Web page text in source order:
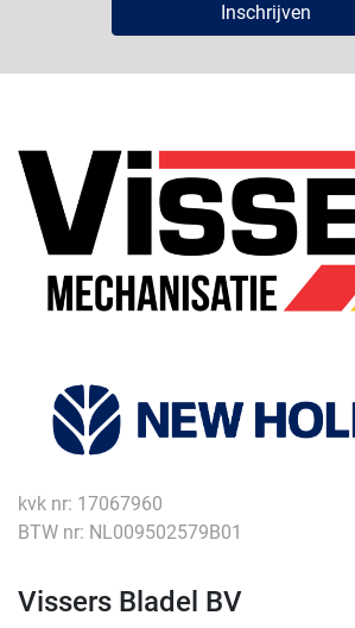
Inschrijven
kvk nr: 17067960
BTW nr: NL009502579B01
Vissers Bladel BV